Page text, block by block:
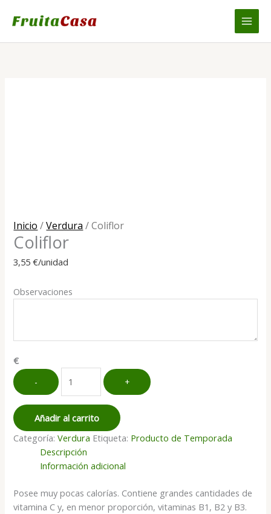
Inicio /Verdura / Coliflor
Coliflor
3,55€/unidad
Observaciones
€
Coliflor
cantidad
- +
Añadir al carrito
Categoría:Verdura Etiqueta: Producto de Temporada
Descripción
Información adicional
Posee muy pocas calorías. Contiene grandes cantidades de
vitamina C y, en menor proporción, vitaminas B1, B2 y B3.